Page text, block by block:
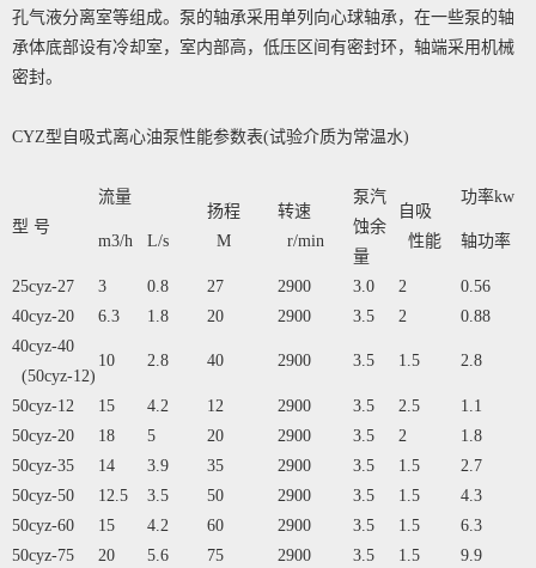
孔气液分离室等组成。泵的轴承采用单列向心球轴承，在一些泵的轴
承体底部设有冷却室，室内部高，低压区间有密封环，轴端采用机械
密封。
CYZ型自吸式离心油泵性能参数表(试验介质为常温水)
型 号
流量
扬程
M
转速
r/min
泵汽
蚀余
量
自吸
性能
功率kw
m3/h L/s 轴功率
25cyz-27 3 0.8 27 2900 3.0 2
0.56
40cyz-20
6.3 1.8 20 2900 3.5 2
0.88
40cyz-40
(50cyz-12)
10 2.8 40 2900 3.5 1.5 2.8
50cyz-12 15 4.2 12 2900 3.5 2.5
1.1
50cyz-20
18 5 20 2900 3.5 2
1.8
50cyz-35
14 3.9 35 2900 3.5 1.5
2.7
50cyz-50
12.5 3.5 50 2900 3.5 1.5
4.3
50cyz-60
15 4.2 60 2900 3.5 1.5
6.3
50cyz-75
20 5.6 75 2900 3.5 1.5
9.9